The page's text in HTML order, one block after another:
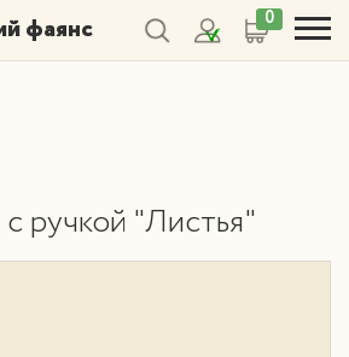
фаянс 0
ручкой "Листья"